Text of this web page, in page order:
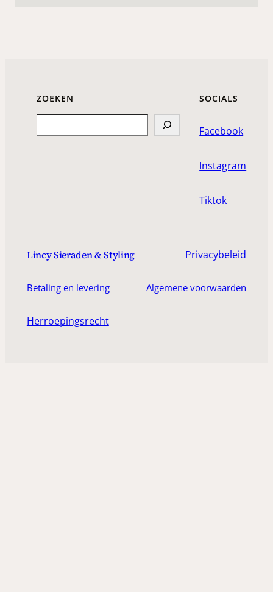
ZOEKEN SOCIALS
Facebook
Instagram
Tiktok
Lincy Sieraden & Styling Privacybeleid
Betaling en levering Algemene voorwaarden
Herroepingsrecht